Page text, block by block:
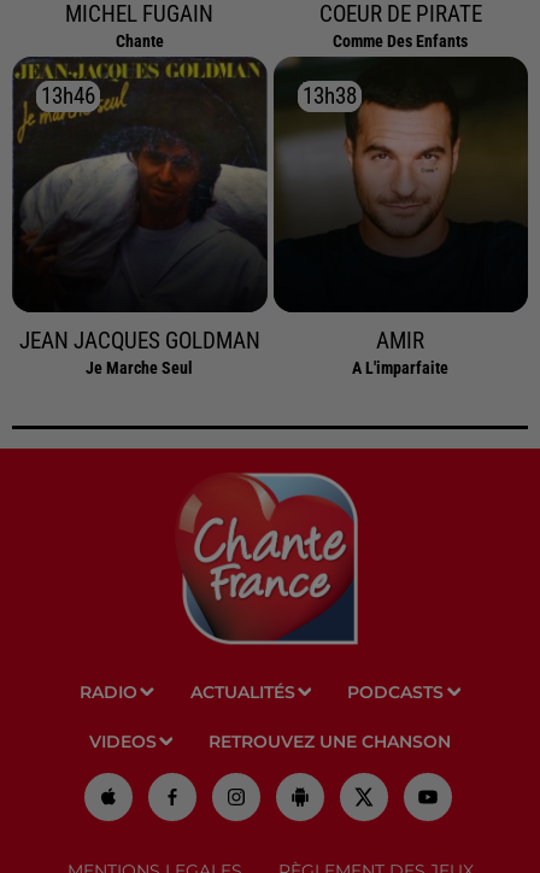
MICHEL FUGAIN
Chante
COEUR DE PIRATE
Comme Des Enfants
13h46
13h46
JEAN JACQUES GOLDMAN
Je Marche Seul
13h38
13h38
AMIR
A L'imparfaite
RADIO ACTUALITÉS PODCASTS
VIDEOS RETROUVEZ UNE CHANSON